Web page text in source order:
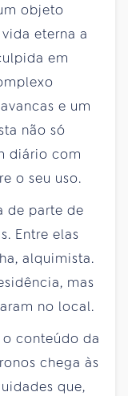
objeto
eterna a
em
e um
não só
diário com
o seu uso.
de parte de
Entre elas
alquimista.
mas
no local.
conteúdo da
chega às
que,